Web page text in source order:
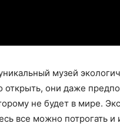
музей
они даже
не будет в мире.
все можно потрогать и